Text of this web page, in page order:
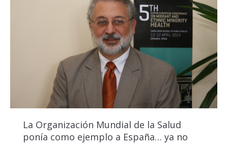
La Organización Mundial de la Salud
ponía como ejemplo a España… ya no